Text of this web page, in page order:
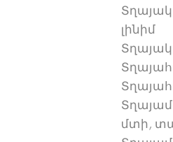
լինիմ
մտի,